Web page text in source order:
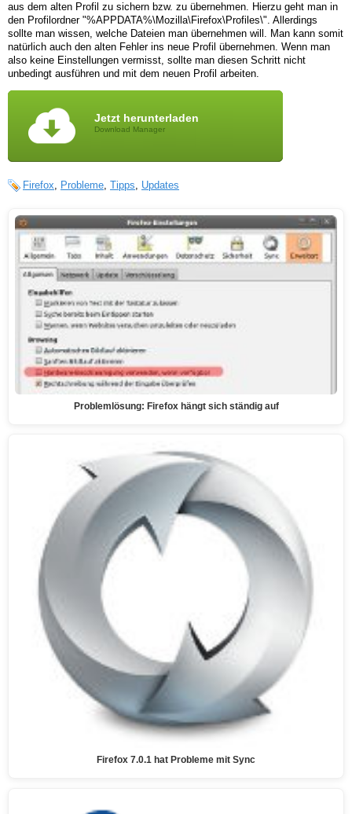
aus dem alten Profil zu sichern bzw. zu übernehmen. Hierzu geht man in
den Profilordner "%APPDATA%\Mozilla\Firefox\Profiles\". Allerdings
sollte man wissen, welche Dateien man übernehmen will. Man kann somit
natürlich auch den alten Fehler ins neue Profil übernehmen. Wenn man
also keine Einstellungen vermisst, sollte man diesen Schritt nicht
unbedingt ausführen und mit dem neuen Profil arbeiten.
Jetzt herunterladen
Download Manager
Firefox, Probleme, Tipps, Updates
Problemlösung: Firefox hängt sich ständig auf
Firefox 7.0.1 hat Probleme mit Sync